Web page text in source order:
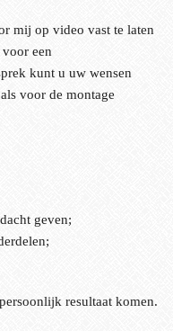
mij op video vast te laten
een
kunt u uw wensen
voor de montage
geven;
resultaat komen.